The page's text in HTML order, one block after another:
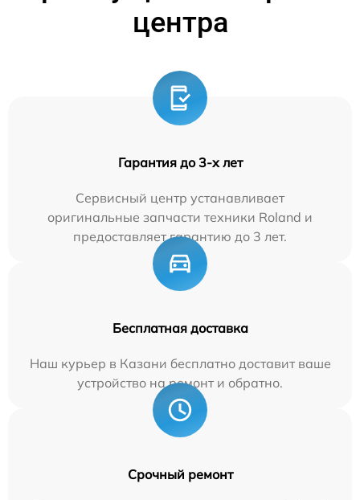
центра
Гарантия до 3-х лет
Сервисный центр устанавливает
оригинальные запчасти техники Roland и
предоставляет гарантию до 3 лет.
Бесплатная доставка
Наш курьер в Казани бесплатно доставит ваше
устройство на ремонт и обратно.
Срочный ремонт